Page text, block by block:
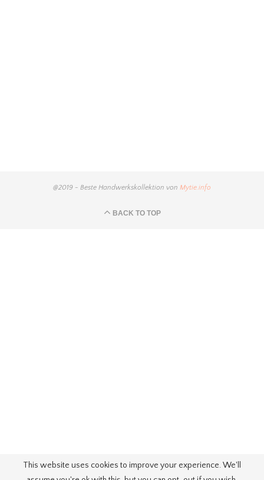
@2019 - Beste Handwerkskollektion von Mytie.info
BACK TO TOP
This website uses cookies to improve your experience. We'll